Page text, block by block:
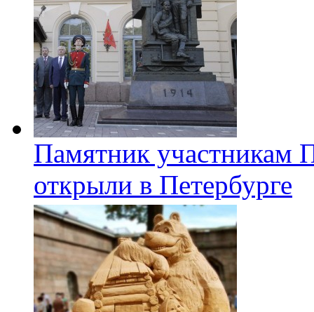
Памятник участникам
открыли в Петербурге